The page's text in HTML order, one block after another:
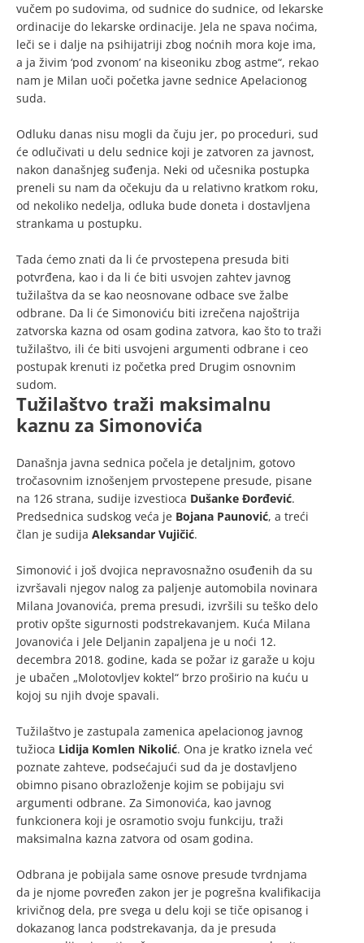
vučem po sudovima, od sudnice do sudnice, od lekarske
ordinacije do lekarske ordinacije. Jela ne spava noćima,
leči se i dalje na psihijatriji zbog noćnih mora koje ima,
a ja živim ‘pod zvonom’ na kiseoniku zbog astme“, rekao
nam je Milan uoči početka javne sednice Apelacionog
suda.
Odluku danas nisu mogli da čuju jer, po proceduri, sud
će odlučivati u delu sednice koji je zatvoren za javnost,
nakon današnjeg suđenja. Neki od učesnika postupka
preneli su nam da očekuju da u relativno kratkom roku,
od nekoliko nedelja, odluka bude doneta i dostavljena
strankama u postupku.
Tada ćemo znati da li će prvostepena presuda biti
potvrđena, kao i da li će biti usvojen zahtev javnog
tužilaštva da se kao neosnovane odbace sve žalbe
odbrane. Da li će Simonoviću biti izrečena najoštrija
zatvorska kazna od osam godina zatvora, kao što to traži
tužilaštvo, ili će biti usvojeni argumenti odbrane i ceo
postupak krenuti iz početka pred Drugim osnovnim
sudom.
Tužilaštvo traži maksimalnu
kaznu za Simonovića
Današnja javna sednica počela je detaljnim, gotovo
tročasovnim iznošenjem prvostepene presude, pisane
na 126 strana, sudije izvestioca Dušanke Đorđević.
Predsednica sudskog veća je Bojana Paunović, a treći
član je sudija Aleksandar Vujičić.
Simonović i još dvojica nepravosnažno osuđenih da su
izvršavali njegov nalog za paljenje automobila novinara
Milana Jovanovića, prema presudi, izvršili su teško delo
protiv opšte sigurnosti podstrekavanjem. Kuća Milana
Jovanovića i Jele Deljanin zapaljena je u noći 12.
decembra 2018. godine, kada se požar iz garaže u koju
je ubačen „Molotovljev koktel“ brzo proširio na kuću u
kojoj su njih dvoje spavali.
Tužilaštvo je zastupala zamenica apelacionog javnog
tužioca Lidija Komlen Nikolić. Ona je kratko iznela već
poznate zahteve, podsećajući sud da je dostavljeno
obimno pisano obrazloženje kojim se pobijaju svi
argumenti odbrane. Za Simonovića, kao javnog
funkcionera koji je osramotio svoju funkciju, traži
maksimalna kazna zatvora od osam godina.
Odbrana je pobijala same osnove presude tvrdnjama
da je njome povređen zakon jer je pogrešna kvalifikacija
krivičnog dela, pre svega u delu koji se tiče opisanog i
dokazanog lanca podstrekavanja, da je presuda